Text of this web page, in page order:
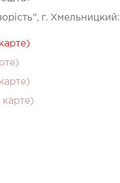
г. Хмельницкий:
карте)